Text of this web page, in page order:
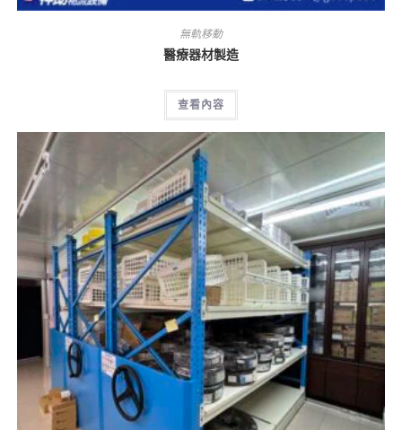
無軌移動
醫療器材製造
查看內容